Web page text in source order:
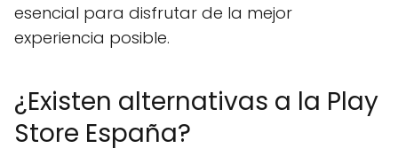
esencial para disfrutar de la mejor
experiencia posible.
¿Existen alternativas a la Play
Store España?